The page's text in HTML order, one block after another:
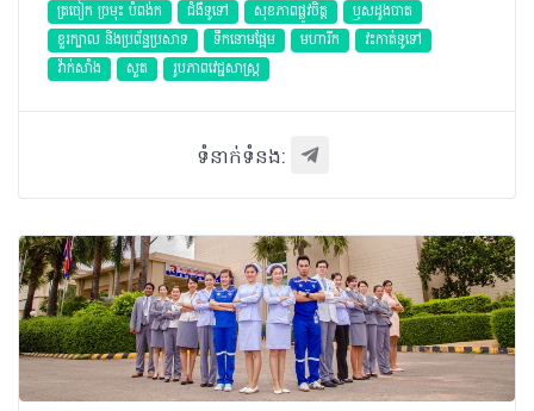
ត្រចៀក ច្រមុះ បំពង់ក
ជំងឺទូទៅ សុខភាពផ្លូវចិត្ត
ឫសដូងបាត
ខួរក្បាល និងប្រព័ន្ធប្រសាទ
ទឹកនោមផ្អែម មហារីក​
វះកាត់ទូទៅ
វ៉ាក់សាំង
សួត ​រូបភាពវេជ្ជសាស្រ្ត
ទំនាក់ទំនង: